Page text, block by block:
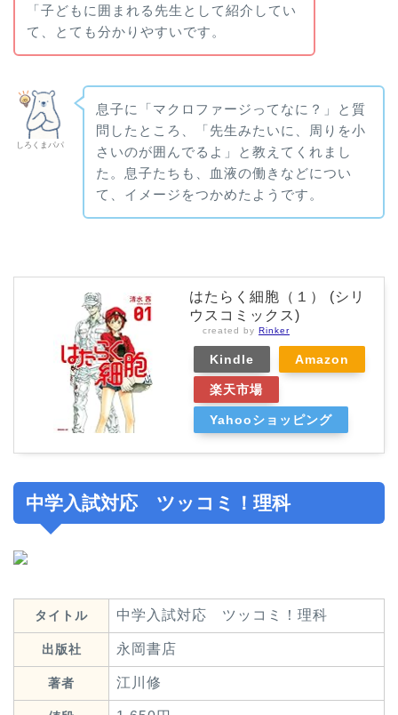
「子どもに囲まれる先生として紹介してい
て、とても分かりやすいです。
しろくまパパ
息子に「マクロファージってなに？」と質
問したところ、「先生みたいに、周りを小
さいのが囲んでるよ」と教えてくれまし
た。息子たちも、血液の働きなどについ
て、イメージをつかめたようです。
はたらく細胞（１） (シリ
ウスコミックス)
created by Rinker
Kindle Amazon
楽天市場
Yahooショッピング
中学入試対応 ツッコミ！理科
タイトル 中学入試対応 ツッコミ！理科
出版社 永岡書店
著者 江川修